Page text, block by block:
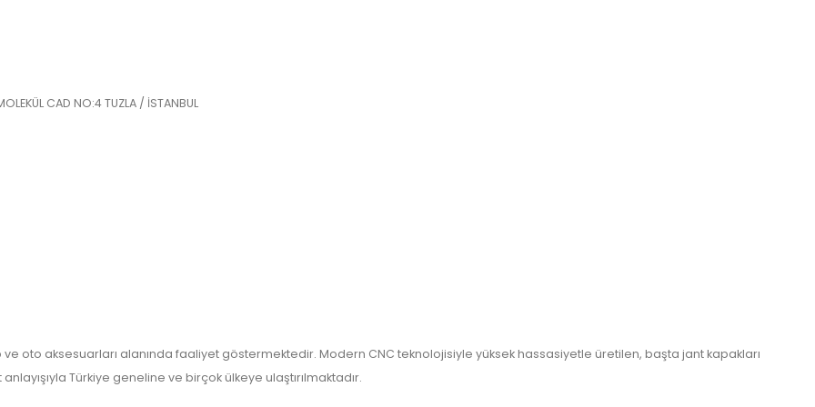
CAD NO:4 TUZLA / İSTANBUL
ve oto aksesuarları alanında faaliyet göstermektedir. Modern CNC teknolojisiyle yüksek hassasiyetle üretilen, başta jant kapakları
Türkiye geneline ve birçok ülkeye ulaştırılmaktadır.